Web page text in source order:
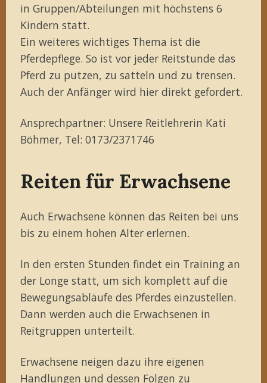
in Gruppen/Abteilungen mit höchstens 6
Kindern statt.
Ein weiteres wichtiges Thema ist die
Pferdepflege. So ist vor jeder Reitstunde das
Pferd zu putzen, zu satteln und zu trensen.
Auch der Anfänger wird hier direkt gefordert.
Ansprechpartner: Unsere Reitlehrerin Kati
Böhmer, Tel: 0173/2371746
Reiten für Erwachsene
Auch Erwachsene können das Reiten bei uns
bis zu einem hohen Alter erlernen.
In den ersten Stunden findet ein Training an
der Longe statt, um sich komplett auf die
Bewegungsabläufe des Pferdes einzustellen.
Dann werden auch die Erwachsenen in
Reitgruppen unterteilt.
Erwachsene neigen dazu ihre eigenen
Handlungen und dessen Folgen zu